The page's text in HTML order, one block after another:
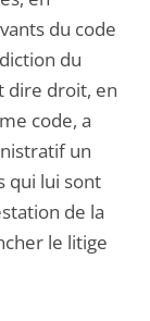
du code
du
dire droit, en
code, a
un
qui lui sont
de la
le litige